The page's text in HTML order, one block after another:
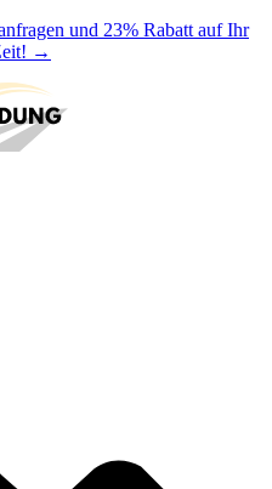
und 23% Rabatt auf Ihr
→